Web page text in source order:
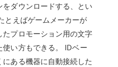
ダウンロードする、とい
とえばゲームメーカーが
プロモーション用の文字
い方もできる。 IDベー
ある機器に自動接続した